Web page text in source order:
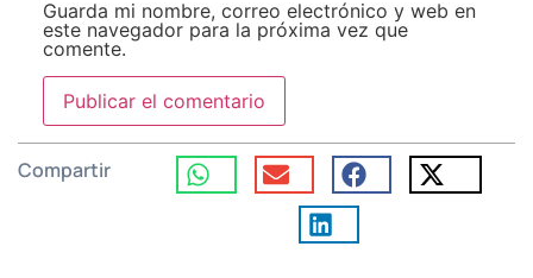
Guarda mi nombre, correo electrónico y web en
este navegador para la próxima vez que
comente.
Compartir